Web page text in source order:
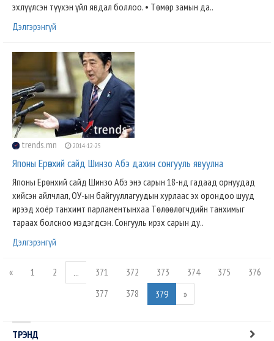
эхлүүлсэн түүхэн үйл явдал боллоо. • Төмөр замын да..
Дэлгэрэнгүй
trends.mn 2014-12-25
Японы Ерөнхий сайд Шинзо Абэ дахин сонгууль явуулна
Японы Ерөнхий сайд Шинзо Абэ энэ сарын 18-нд гадаад орнуудад
хийсэн айлчлал, ОУ-ын байгууллагуудын хурлаас эх орондоо шууд
ирээд хоёр танхимт парламентынхаа Төлөөлөгчдийн танхимыг
тараах болсноо мэдэгдсэн. Сонгууль ирэх сарын ду..
Дэлгэрэнгүй
« 1 2 ... 371 372 373 374 375
376
377
378 379 »
ТРЭНД